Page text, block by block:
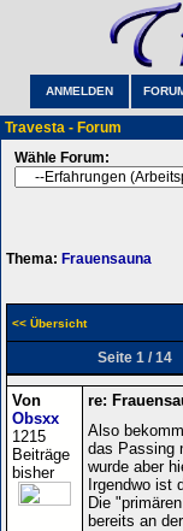
ANMELDEN
Travesta - Forum
Wähle Forum:
Thema: Frauensauna
<< Übersicht
Seite 1 /
Von
Obsxx
1215
Beiträge
bisher
re:
Also
das Passing
wurde aber
Irgendwo ist
Die
bereits an